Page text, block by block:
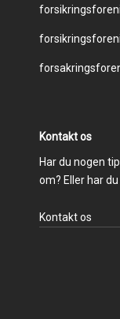
Footer
menu
Kontakt os
Har du nogen
om? Eller har
Kontakt os